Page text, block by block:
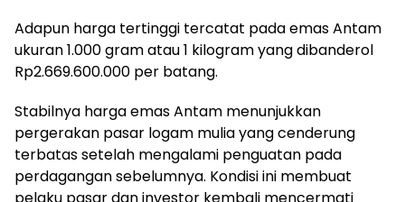
Adapun harga tertinggi tercatat pada emas Antam
ukuran 1.000 gram atau 1 kilogram yang dibanderol
Rp2.669.600.000 per batang.
Stabilnya harga emas Antam menunjukkan
pergerakan pasar logam mulia yang cenderung
terbatas setelah mengalami penguatan pada
perdagangan sebelumnya. Kondisi ini membuat
pelaku pasar dan investor kembali mencermati